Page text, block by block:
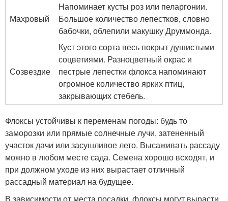
Махровый
Напоминает кусты роз или пеларгонии.
Большое количество лепестков, словно
бабочки, облепили макушку Друммонда.
Созвездие
Куст этого сорта весь покрыт душистыми
соцветиями. Разноцветный окрас и
пестрые лепестки флокса напоминают
огромное количество ярких птиц,
закрывающих стебель.
Флоксы устойчивы к переменам погоды: будь то
заморозки или прямые солнечные лучи, затененный
участок дачи или засушливое лето. Высаживать рассаду
можно в любом месте сада. Семена хорошо всходят, и
при должном уходе из них вырастает отличный
рассадный материал на будущее.